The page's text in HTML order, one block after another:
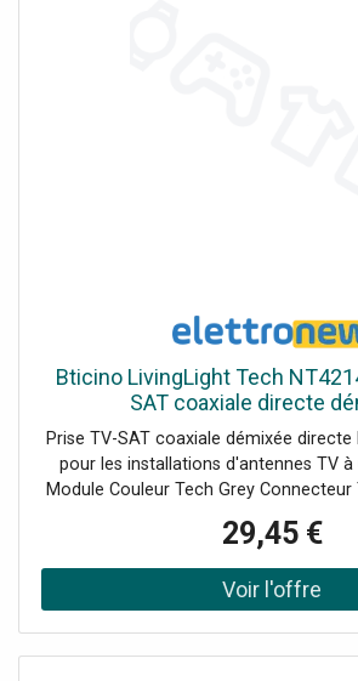
Bticino LivingLight Tech
SAT coaxiale directe
Prise TV-SAT coaxiale démixée
pour les installations d'antennes TV à
Module Couleur Tech Grey
compatibles : LN4702 - LN4703 et
LN4704C - LN4707 et
29,45 €